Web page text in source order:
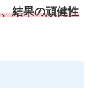
結果の頑健性